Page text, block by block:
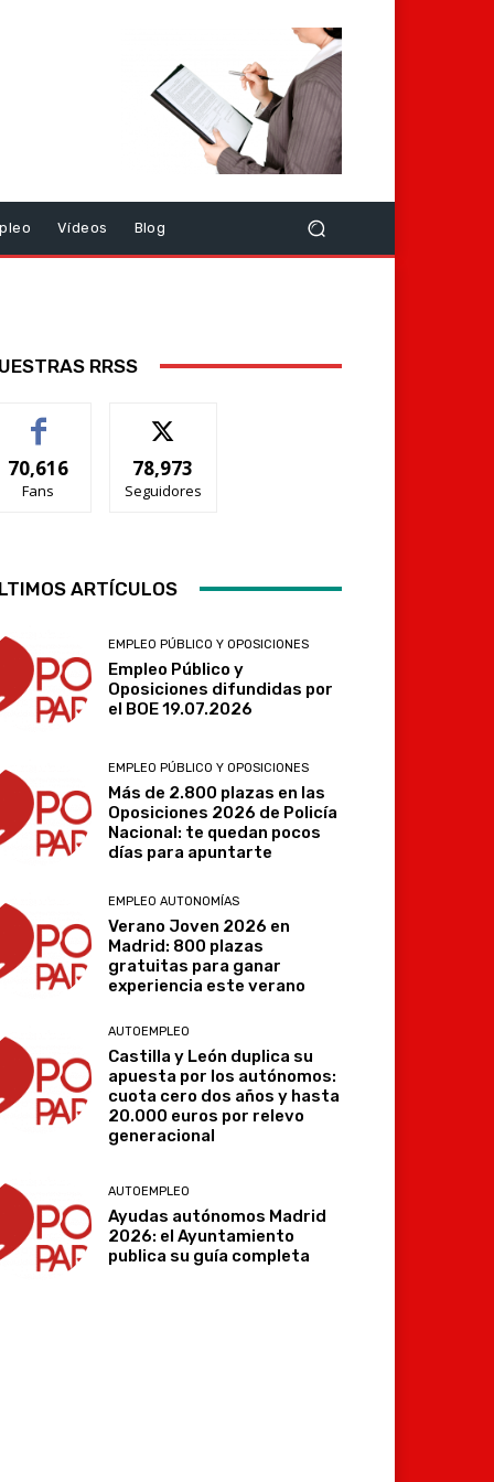
Vídeos Blog
RRSS
70,616
Fans
78,973
Seguidores
ARTÍCULOS
EMPLEO PÚBLICO Y OPOSICIONES
Empleo Público y
Oposiciones difundidas por
el BOE 19.07.2026
EMPLEO PÚBLICO Y OPOSICIONES
Más de 2.800 plazas en las
Oposiciones 2026 de Policía
Nacional: te quedan pocos
días para apuntarte
EMPLEO AUTONOMÍAS
Verano Joven 2026 en
Madrid: 800 plazas
gratuitas para ganar
experiencia este verano
AUTOEMPLEO
Castilla y León duplica su
apuesta por los autónomos:
cuota cero dos años y hasta
20.000 euros por relevo
generacional
AUTOEMPLEO
Ayudas autónomos Madrid
2026: el Ayuntamiento
publica su guía completa